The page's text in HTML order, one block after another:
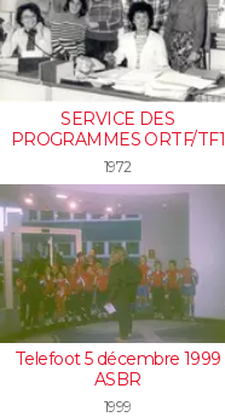
SERVICE DES
PROGRAMMES ORTF/TF1
1972
Telefoot 5 décembre 1999
ASBR
1999